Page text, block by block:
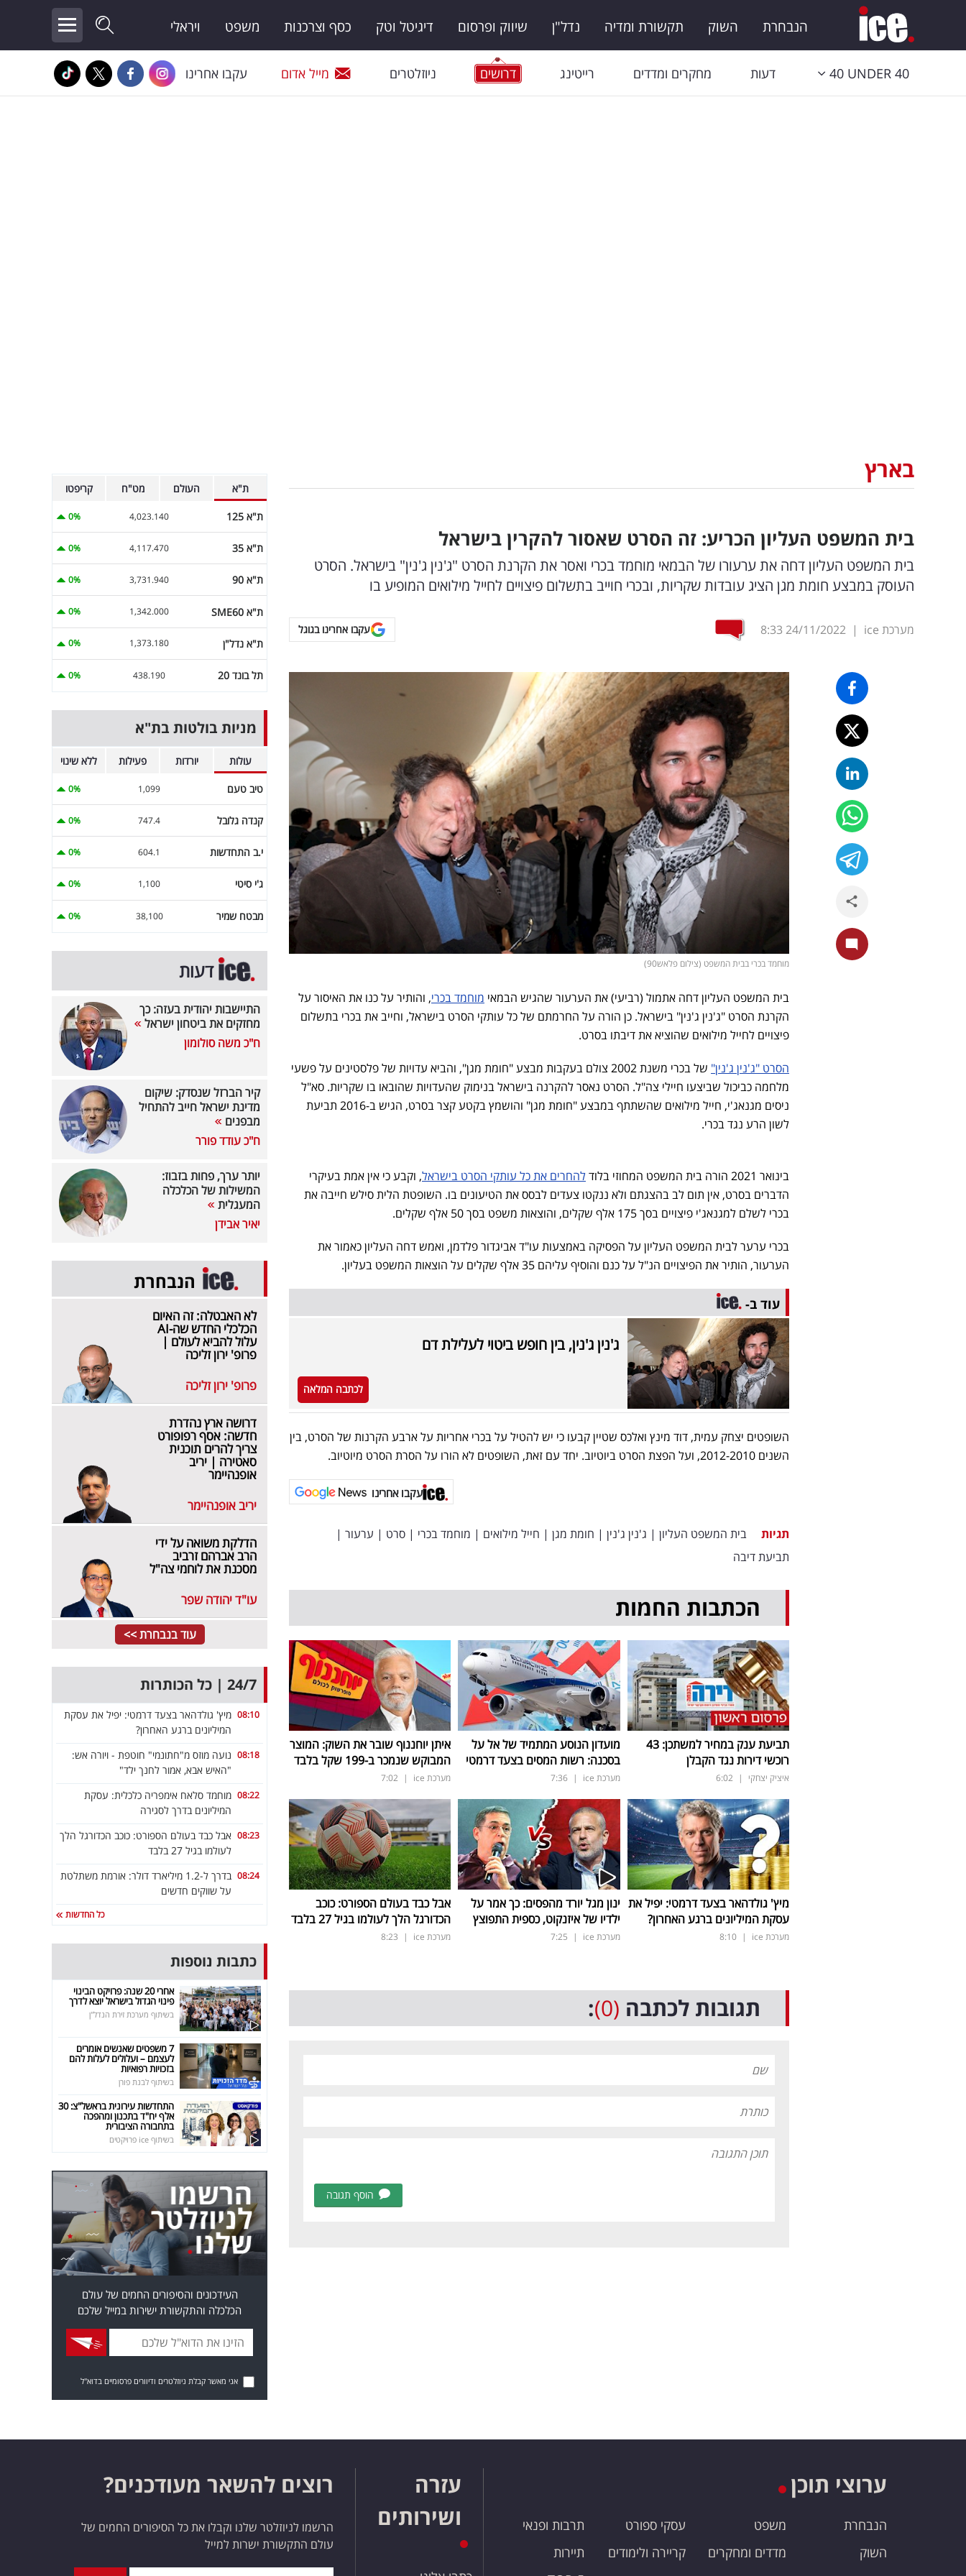
הנבחרת השוק תקשורת ומדיה נדל"ן שיווק ופרסום דיגיטל וטק כסף וצרכנות משפט ויראלי
40 UNDER 40 דעות מחקרים ומדדים רייטינג דרושים ניוזלטרים מייל אדום עקבו אחרינו
בארץ
בית המשפט העליון הכריע: זה הסרט שאסור להקרין בישראל
בית המשפט העליון דחה את ערעורו של הבמאי מוחמד בכרי ואסר את הקרנת הסרט "ג'נין ג'נין" בישראל. הסרט
העוסק במבצע חומת מגן הציג עובדות שקריות, ובכרי חוייב בתשלום פיצויים לחייל מילואים המופיע בו
מערכת ice |
24/11/2022
8:33 עקבו אחרינו בגוגל
מוחמד בכרי בבית המשפט (צילום פלאש90)
בית המשפט העליון דחה אתמול (רביעי) את הערעור שהגיש הבמאי מוחמד בכרי, והותיר על כנו את האיסור על
הקרנת הסרט "ג'נין ג'נין" בישראל. כן הורה על החרמתם של כל עותקי הסרט בישראל, וחייב את בכרי בתשלום
פיצויים לחייל מילואים שהוציא את דיבתו בסרט.
הסרט "ג'נין ג'נין"
של בכרי משנת 2002 צולם בעקבות מבצע "חומת מגן", והביא עדויות של פלסטינים על פשעי
מלחמה כביכול שביצעו חיילי צה"ל. הסרט נאסר להקרנה בישראל בנימוק שהעדויות שהובאו בו שקריות. סא"ל
ניסים מגנאג'י, חייל מילואים שהשתתף במבצע "חומת מגן" והושמץ בקטע קצר בסרט, הגיש ב-2016 תביעת
לשון הרע נגד בכרי.
בינואר 2021 הורה בית המשפט המחוזי בלוד להחרים את כל עותקי הסרט בישראל, וקבע כי אין אמת בעיקרי
הדברים בסרט, אין תום לב בהצגתם ולא ננקטו צעדים לבסס את הטיעונים בו. השופטת הלית סילש חייבה את
בכרי לשלם למגנאג'י פיצויים בסך 175 אלף שקלים, והוצאות משפט בסך 50 אלף שקלים.
בכרי ערער לבית המשפט העליון על הפסיקה באמצעות עו"ד אביגדור פלדמן, ואמש דחה העליון כאמור את
הערעור, הותיר את הפיצויים הנ"ל על כנם והוסיף עליהם 35 אלף שקלים על הוצאות המשפט בעליון.
עוד ב-
ג'נין ג'נין, בין חופש ביטוי לעלילת דם
לכתבה המלאה
השופטים יצחק עמית, דוד מינץ ואלכס שטיין קבעו כי יש להטיל על בכרי אחריות על ארבע הקרנות של הסרט, בין
השנים 2012-2010, ועל הפצת הסרט ביוטיוב. יחד עם זאת, השופטים לא הורו על הסרת הסרט מיוטיוב.
עקבו אחרינו
תגיות בית המשפט העליון | ג'נין ג'נין | חומת מגן | חייל מילואים | מוחמד בכרי | סרט | ערעור |
תביעת דיבה
הכתבות החמות
תביעת ענק במחיר למשתכן: 43
רוכשי דירות נגד הקבלן
איציק יצחקי |
6:02
מועדון הנוסע המתמיד של אל על
בסכנה: רשות המסים בצעד דרמטי
מערכת ice |
7:36
איתן יוחננוף שובר את השוק: המוצר
המבוקש שנמכר ב-199 שקל בלבד
מערכת ice |
7:02
מיץ' גולדהאר בצעד דרמטי: יפיל את
עסקת המיליונים ברגע האחרון?
מערכת ice |
8:10
ינון מגל יורד מהפסים: כך אמר על
ילדיו של איזנקוט, כספית התפוצץ
מערכת ice |
7:25
אבל כבד בעולם הספורט: כוכב
הכדורגל הלך לעולמו בגיל 27 בלבד
מערכת ice |
8:23
תגובות לכתבה (0)
:
הוסף תגובה
ת"א העולם מט"ח קריפטו
ת"א 125 4,023.140
0%
ת"א 35 4,117.470
0%
ת"א 90 3,731.940
0%
ת"א SME60 1,342.000
0%
ת"א נדל"ן 1,373.180
0%
תל בונד 20 438.190
0%
מניות בולטות בת"א
עולות יורדות פעילות ללא שינוי
טיב טעם 1,099
0%
קנדה גלובל 747.4
0%
י.ב התחדשות 604.1
0%
ג'י סיטי 1,100
0%
מבטח שמיר 38,100
0%
דעות
התיישבות יהודית בעזה: כך
מחזקים את ביטחון ישראל
ח"כ משה סולומון
קיר הברזל שנסדק: שיקום
מדינת ישראל חייב להתחיל
מבפנים
ח"כ עודד פורר
יותר ערך, פחות בזבוז:
המשילות של הכלכלה
המעגלית
יאיר אבידן
הנבחרת
לא האבטלה: זה האיום
הכלכלי החדש שה-AI
עלול להביא לעולם |
פרופ' ירון זליכה
פרופ' ירון זליכה
דרושה ארץ נהדרת
חדשה: אסף רפופורט
צריך להרים תוכנית
סאטירה | יריב
אופנהיימר
יריב אופנהיימר
הדלקת משואה על ידי
הרב אברהם זרביב
מסכנת את לוחמי צה"ל
עו"ד יהודה שפר
עוד בנבחרת >>
24/7 | כל הכותרות
08:10 מיץ' גולדהאר בצעד דרמטי: יפיל את עסקת
המיליונים ברגע האחרון?
08:18 נועה מוזס מ"חתונמי" חוטפת - ויורה אש:
"האיש אבא, אמור לחנך ילד"
08:22 מוחמד סלאח אימפריה כלכלית: עסקת
המיליונים בדרך לסגירה
08:23 אבל כבד בעולם הספורט: כוכב הכדורגל הלך
לעולמו בגיל 27 בלבד
08:24
בדרך ל-1.2 מיליארד דולר: אורמת משתלטת
על שווקים חדשים
כל החדשות
כתבות נוספות
אחרי 20 שנה: פרויקט הבינוי
פינוי הגדול בישראל יוצא לדרך
בשיתוף מערכת זירת הנדל"ן
7 משפטים שאנשים אומרים
לעצמם – ועלולים לעלות להם
בזכויות רפואיות
בשיתוף לבנת פורן
התחדשות עירונית בראשל"צ: 30
אלף יח"ד בתכנון ומהפכה
בתחבורה הציבורית
בשיתוף ice פרויקטים
העידכונים והסיפורים החמים של עולם
הכלכלה והתקשורת ישירות במייל שלכם
אני מאשר קבלת ניוזלטרים ודיוורים פרסומיים בדוא"ל
ערוצי תוכן
הנבחרת
השוק
משפט
מדדים ומחקרים
עסקי ספורט
קריירה ולימודים
תרבות ופנאי
תיירות
עזרה
ושירותים
רוצים להשאר מעודכנים?
הרשמו לניוזלטר שלנו וקבלו את כל הסיפורים החמים של
עולם התקשורת ישרות למייל